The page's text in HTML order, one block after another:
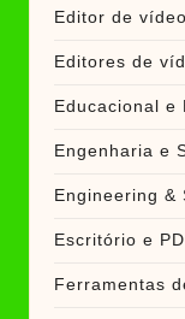
Editor de vídeo
Editores de
Educacional e
Engenharia e
Engineering &
Escritório e
Ferramentas